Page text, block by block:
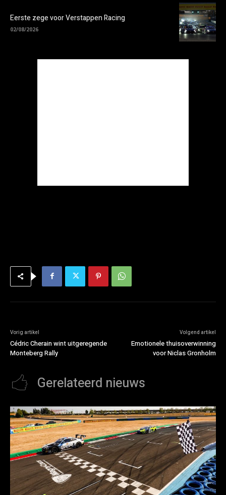
Eerste zege voor Verstappen Racing
02/08/2026
Vorig artikel
Cédric Cherain wint uitgeregende
Monteberg Rally
Volgend artikel
Emotionele thuisoverwinning
voor Niclas Gronholm
Gerelateerd nieuws